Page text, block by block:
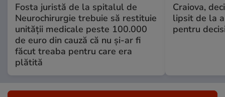
Fosta juristă de la spitalul de
Neurochirurgie trebuie să restituie
unității medicale peste 100.000
de euro din cauză că nu și-ar fi
făcut treaba pentru care era
plătită
Craiova,
lipsit de la
pentru